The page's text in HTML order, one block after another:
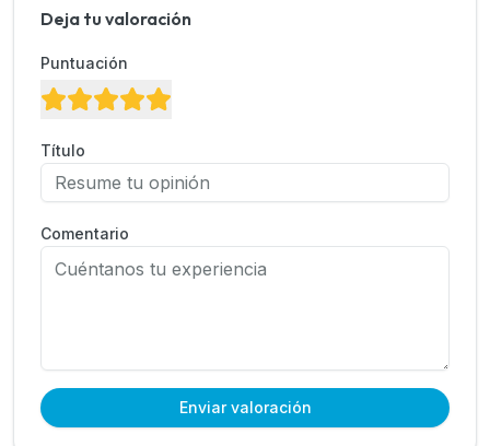
Deja tu valoración
Puntuación
Título
Comentario
Enviar valoración